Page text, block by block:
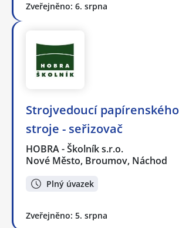
Zveřejněno: 6. srpna
Strojvedoucí papírenského
stroje - seřizovač
HOBRA - Školník s.r.o.
Nové Město, Broumov, Náchod
Plný úvazek
Zveřejněno: 5. srpna